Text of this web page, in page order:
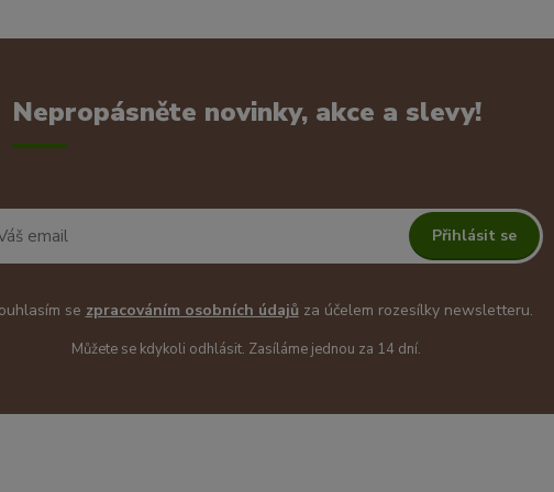
Nepropásněte novinky, akce a slevy!
Přihlásit se
se zpracováním osobních údajů za účelem rozesílky newsletteru.
Můžete se kdykoli odhlásit. Zasíláme jednou za 14 dní.